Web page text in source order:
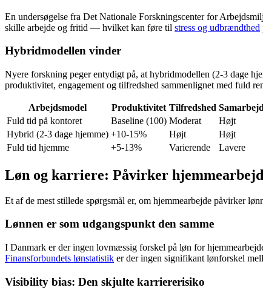
En undersøgelse fra Det Nationale Forskningscenter for
skille arbejde og fritid — hvilket kan føre til stress og udbrændthed
Hybridmodellen vinder
Nyere forskning peger entydigt på, at hybridmodellen (2-3 dage
produktivitet, engagement og tilfredshed sammenlignet med fuld
Arbejdsmodel Produktivitet Tilfredshed
Fuld tid på kontoret
Baseline (100) Moderat
Højt
Hybrid (2-3 dage hjemme) +10-15% Højt
Højt
Fuld tid hjemme
+5-13% Varierende Lavere
Løn og karriere: Påvirker
Et af de mest stillede spørgsmål er, om hjemmearbejde påvirker
Lønnen er som udgangspunkt den samme
I Danmark er der ingen lovmæssig forskel på løn for
Finansforbundets lønstatistik er der ingen signifikant lønforskel
Visibility bias: Den skjulte karriererisiko